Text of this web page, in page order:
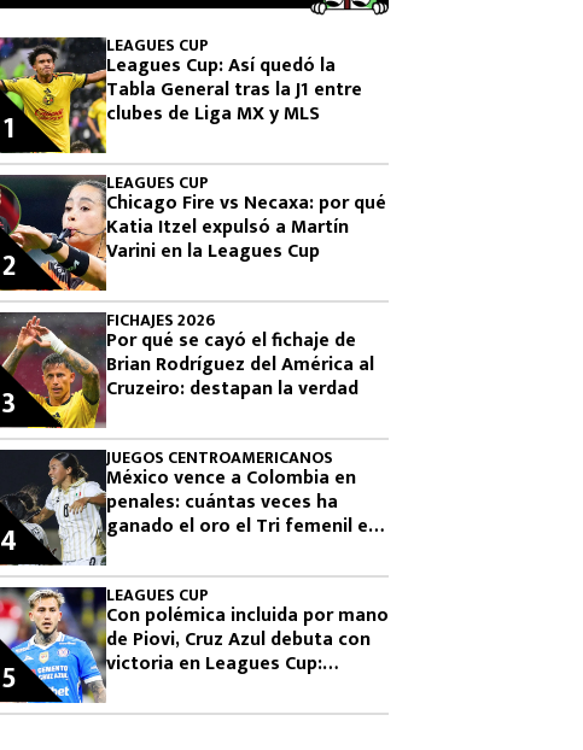
LEAGUES CUP
Leagues Cup: Así quedó la
Tabla General tras la J1 entre
clubes de Liga MX y MLS
1
LEAGUES CUP
Chicago Fire vs Necaxa: por qué
Katia Itzel expulsó a Martín
Varini en la Leagues Cup
2
FICHAJES 2026
Por qué se cayó el fichaje de
Brian Rodríguez del América al
Cruzeiro: destapan la verdad
3
JUEGOS CENTROAMERICANOS
México vence a Colombia en
penales: cuántas veces ha
ganado el oro el Tri femenil en
4
LEAGUES CUP
Con polémica incluida por mano
de Piovi, Cruz Azul debuta con
victoria en Leagues Cup:
5